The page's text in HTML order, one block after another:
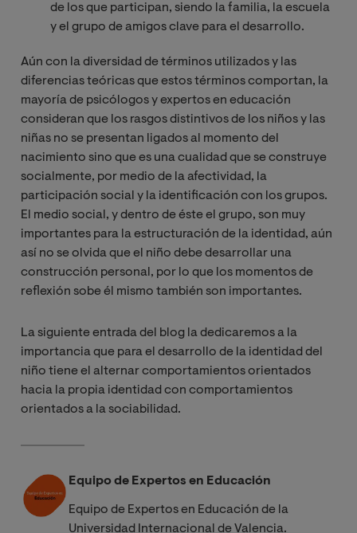
de los que participan, siendo la familia, la escuela
y el grupo de amigos clave para el desarrollo.
Aún con la diversidad de términos utilizados y las
diferencias teóricas que estos términos comportan, la
mayoría de psicólogos y expertos en educación
consideran que los rasgos distintivos de los niños y las
niñas no se presentan ligados al momento del
nacimiento sino que es una cualidad que se construye
socialmente, por medio de la afectividad, la
participación social y la identificación con los grupos.
El medio social, y dentro de éste el grupo, son muy
importantes para la estructuración de la identidad, aún
así no se olvida que el niño debe desarrollar una
construcción personal, por lo que los momentos de
reflexión sobe él mismo también son importantes.
La siguiente entrada del blog la dedicaremos a la
importancia que para el desarrollo de la identidad del
niño tiene el alternar comportamientos orientados
hacia la propia identidad con comportamientos
orientados a la sociabilidad.
Equipo de Expertos en Educación
Equipo de Expertos en Educación de la
Universidad Internacional de Valencia.